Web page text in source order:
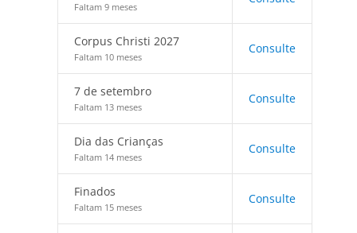
Faltam 9 meses
Corpus Christi 2027
Faltam 10 meses
Consulte
7 de setembro
Faltam 13 meses
Consulte
Dia das Crianças
Faltam 14 meses
Consulte
Finados
Faltam 15 meses
Consulte